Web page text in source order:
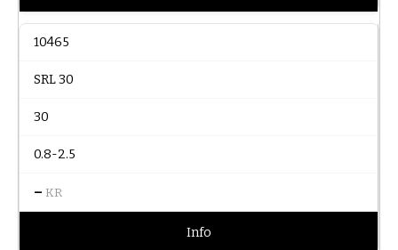
10465
SRL 30
30
0.8-2.5
– KR
Info